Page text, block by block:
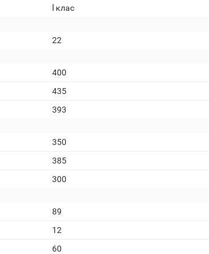
l клас
22
400
435
393
350
385
300
89
12
60